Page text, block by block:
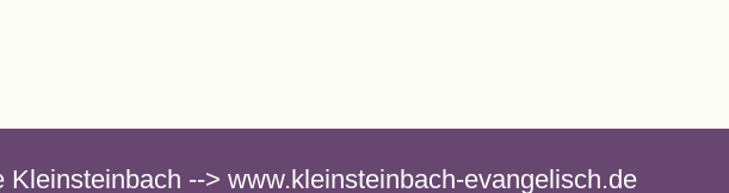
Kleinsteinbach --> www.kleinsteinbach-evangelisch.de